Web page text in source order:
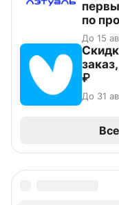
по
До 15
₽
До 31